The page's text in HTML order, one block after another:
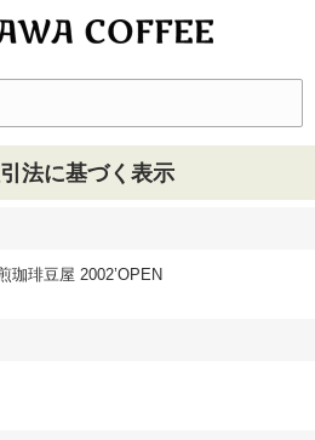
法に基づく表示
珈琲豆屋 2002’OPEN